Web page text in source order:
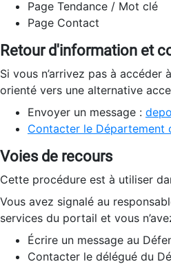
Page Tendance / Mot clé
Page Contact
Retour d'information et
Si vous n’arrivez pas à
orienté vers une alternative
Envoyer un message :
Contacter le
Voies de recours
Cette procédure est à utiliser
Vous avez signalé au
services du portail et vous
Écrire un message au
Contacter le délégué du